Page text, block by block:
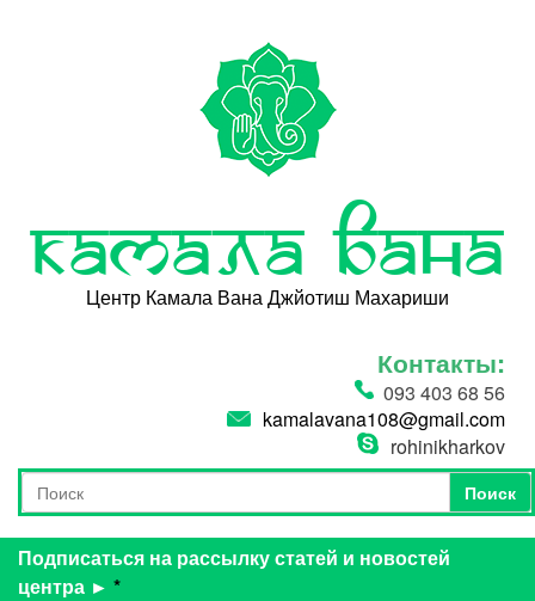
Камала Вана
Центр Камала Вана Джйотиш Махариши
Контакты:
093 403 68 56
kamalavana108@gmail.com
rohinikharkov
Форма поиска
Поиск
Поиск
Подписаться на рассылку статей и новостей
центра ► *